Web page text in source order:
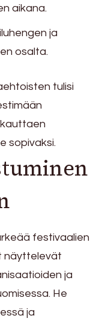
aikana.
ja
osalta.
tulisi
sopivaksi.
festivaalien
näyttelevät
ja
He
ja